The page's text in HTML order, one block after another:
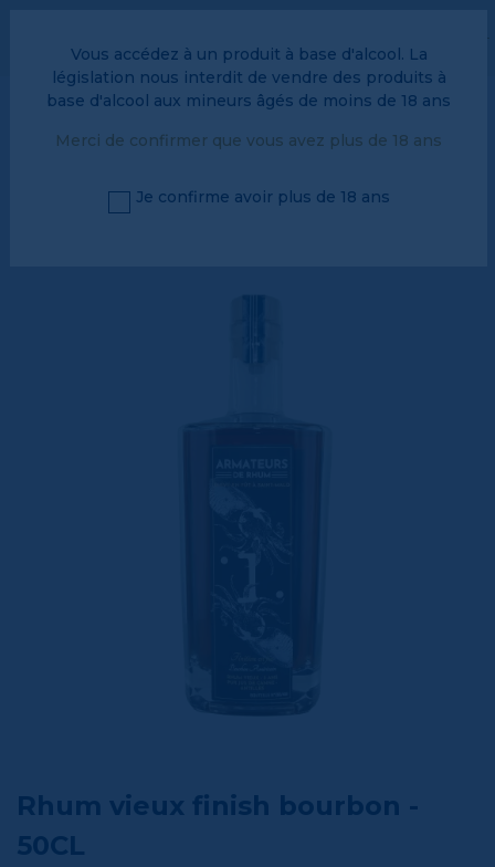
FAQ
Vos avantages fidelité
Rhum vieux finish bourbon -
50CL
Vous accédez à un produit à base d'alcool. La
législation nous interdit de vendre des produits à
base d'alcool aux mineurs âgés de moins de 18 ans
Merci de confirmer que vous avez plus de 18 ans
Je confirme avoir plus de 18 ans